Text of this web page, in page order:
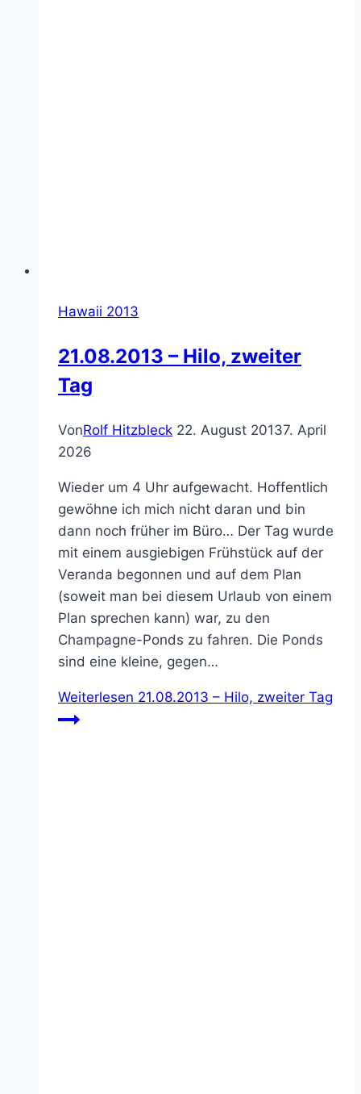
Hawaii 2013
21.08.2013 – Hilo, zweiter
Tag
VonRolf Hitzbleck 22. August 20137. April
2026
Wieder um 4 Uhr aufgewacht. Hoffentlich
gewöhne ich mich nicht daran und bin
dann noch früher im Büro… Der Tag wurde
mit einem ausgiebigen Frühstück auf der
Veranda begonnen und auf dem Plan
(soweit man bei diesem Urlaub von einem
Plan sprechen kann) war, zu den
Champagne-Ponds zu fahren. Die Ponds
sind eine kleine, gegen…
Weiterlesen 21.08.2013 – Hilo, zweiter Tag